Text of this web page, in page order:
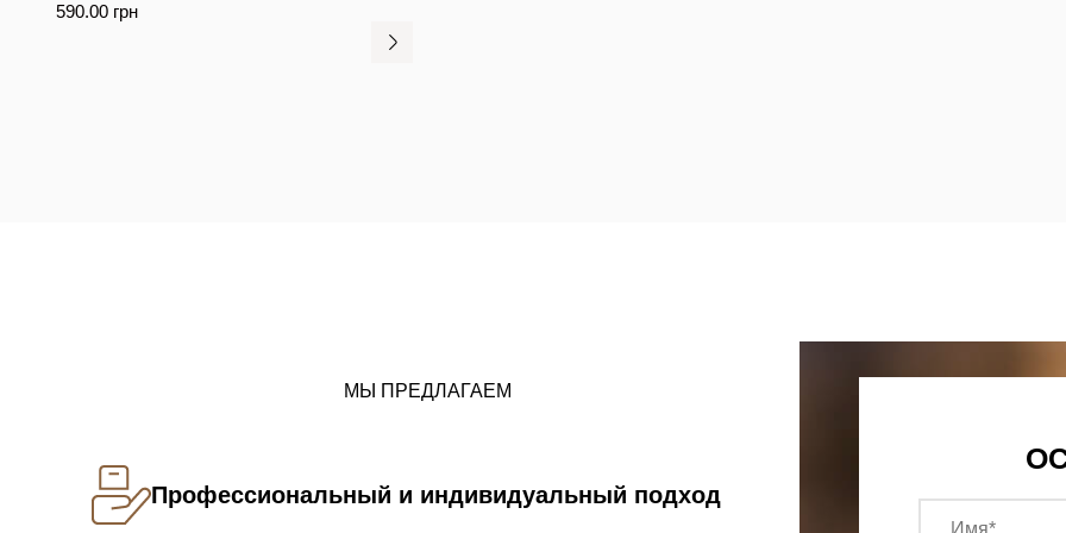
590.00 грн
МЫ ПРЕДЛАГАЕМ
Профессиональный и индивидуальный подход